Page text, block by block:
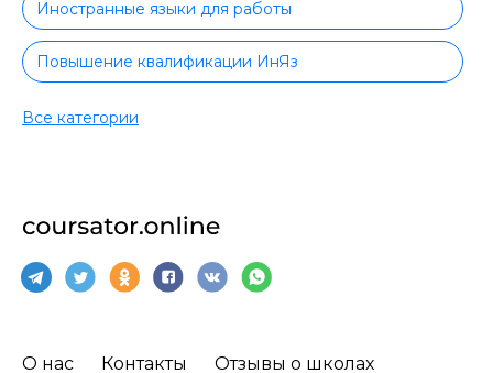
Иностранные языки для работы
Повышение квалификации ИнЯз
Немецкий язык
Немецкий язык для начинающих
Испанский язык
Все категории
О нас Контакты Отзывы о школах